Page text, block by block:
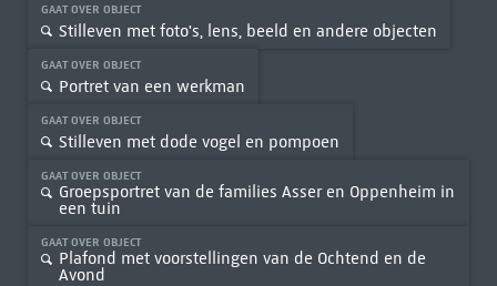
GAAT OVER OBJECT
Stilleven met foto's, lens, beeld en andere objecten
GAAT OVER OBJECT
Portret van een werkman
GAAT OVER OBJECT
Stilleven met dode vogel en pompoen
GAAT OVER OBJECT
Groepsportret van de families Asser en Oppenheim in
een tuin
GAAT OVER OBJECT
Plafond met voorstellingen van de Ochtend en de
Avond